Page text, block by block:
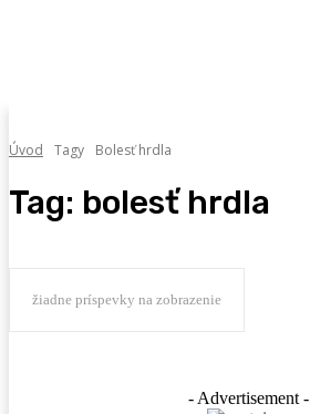
Úvod Tagy Bolesť hrdla
Tag: bolesť hrdla
žiadne príspevky na zobrazenie
- Advertisement -